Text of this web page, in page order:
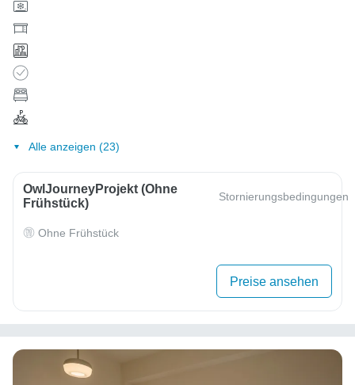
Alle anzeigen (23)
OwlJourneyProjekt (ohne
Frühstück)
Stornierungsbedingungen
Ohne Frühstück
Preise ansehen